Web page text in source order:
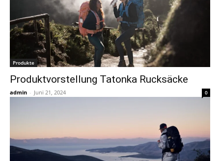
Produkte
Produktvorstellung Tatonka Rucksäcke
admin - Juni 21, 2024 0